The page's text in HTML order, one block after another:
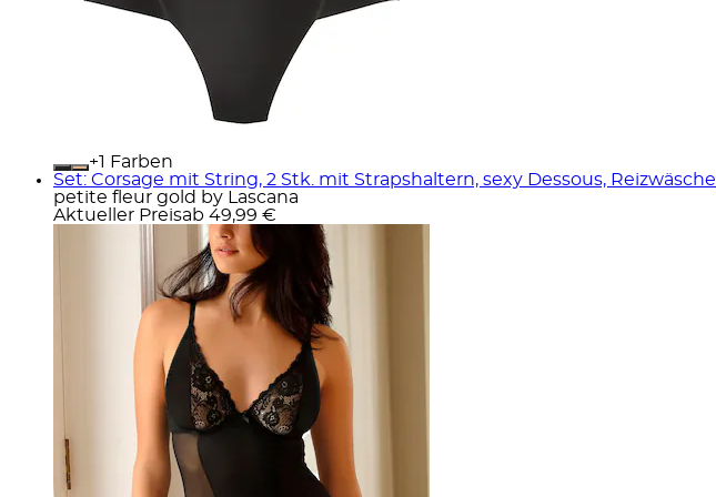
+
Farben
Set: Corsage mit String, 2 Stk. mit Strapshaltern, sexy Dessous, Reizwäsche
petite fleur gold by Lascana
Aktueller Preisab 49,99 €